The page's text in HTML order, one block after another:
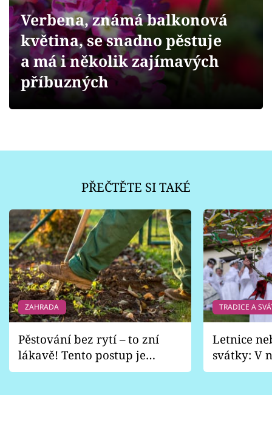
Přihlášení
Sledujte nás
Verbena, známá balkonová
květina, se snadno pěstuje
a má i několik zajímavých
příbuzných
PŘEČTĚTE SI TAKÉ
ZAHRADA
Pěstování bez rytí – to zní
lákavě! Tento postup je
vhodný jen pro některé
TRADICE A
Letnice
svátky: V
pondělí